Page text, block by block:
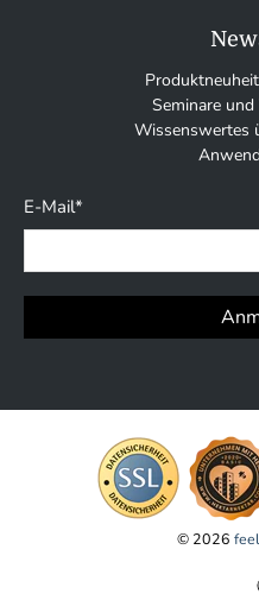
Seminare
Wissenswertes
E-Mail*
© 2026